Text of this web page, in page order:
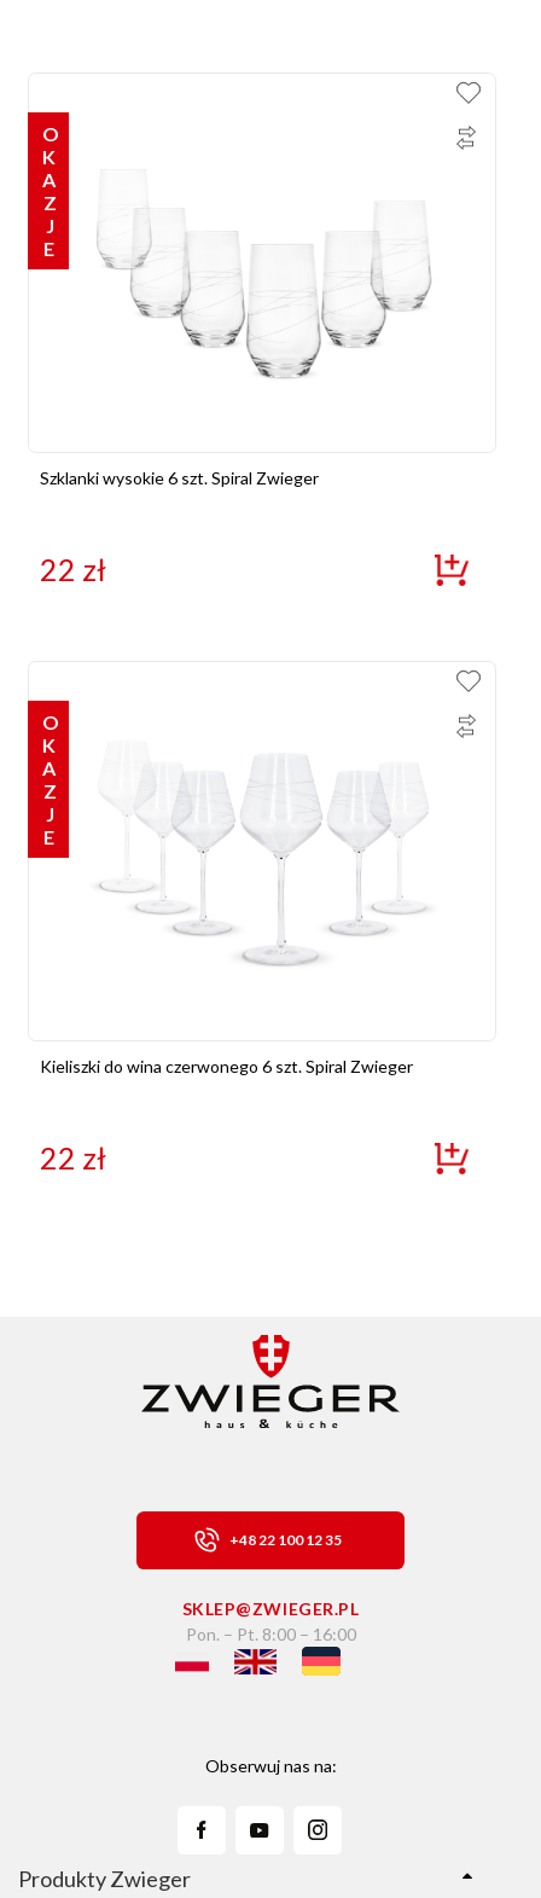
OKAZJE
Szklanki wysokie 6 szt. Spiral Zwieger
22 zł
OKAZJE
Kieliszki do wina czerwonego 6 szt. Spiral Zwieger
22 zł
+48 22 100 12 35
SKLEP@ZWIEGER.PL
Pon. – Pt. 8:00 – 16:00
Obserwuj nas na:
Produkty Zwieger